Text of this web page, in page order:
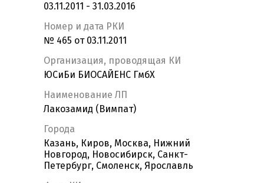
03.11.2011 - 31.03.2016
Номер и дата РКИ
№ 465 от 03.11.2011
Организация, проводящая КИ
ЮСиБи БИОСАЙЕНС ГмбХ
Наименование ЛП
Лакозамид (Вимпат)
Города
Казань, Киров, Москва, Нижний
Новгород, Новосибирск, Санкт-
Петербург, Смоленск, Ярославль